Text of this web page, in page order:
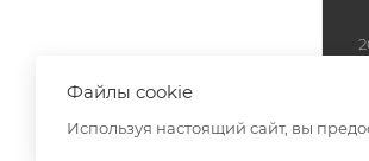
Файлы cookie
Используя настоящий сайт, вы